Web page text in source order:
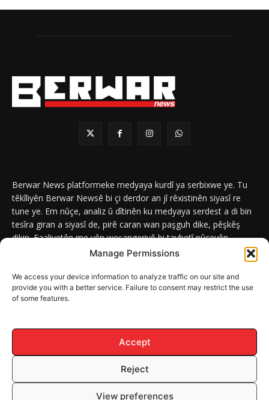
Manage Permissions
We access your device information to analyze traffic on our site and
provide you with a better service. Failure to consent may restrict the use
of some features.
Accept
Reject
View preferences
Berwar News platformeke medyaya kurdî ya serbixwe ye. Tu
têkîliyên Berwar Newsê bi çi derdor an jî rêxistinên siyasî re
tune ye. Em nûçe, analiz û dîtinên ku medyaya serdest a di bin
tesîra giran a siyasî de, pirê caran wan paşguh dike, pêşkêş
dikin. Faaliyetên me yên weşangeriyê bi taybetî nûçeyên
navneteweyî yên qeyranên siyasî û civakî û yên têkîlî kurdan e.
© Mafê Telîfê 2026, Hemû mafên naveroka malperê BERWAR NEWS